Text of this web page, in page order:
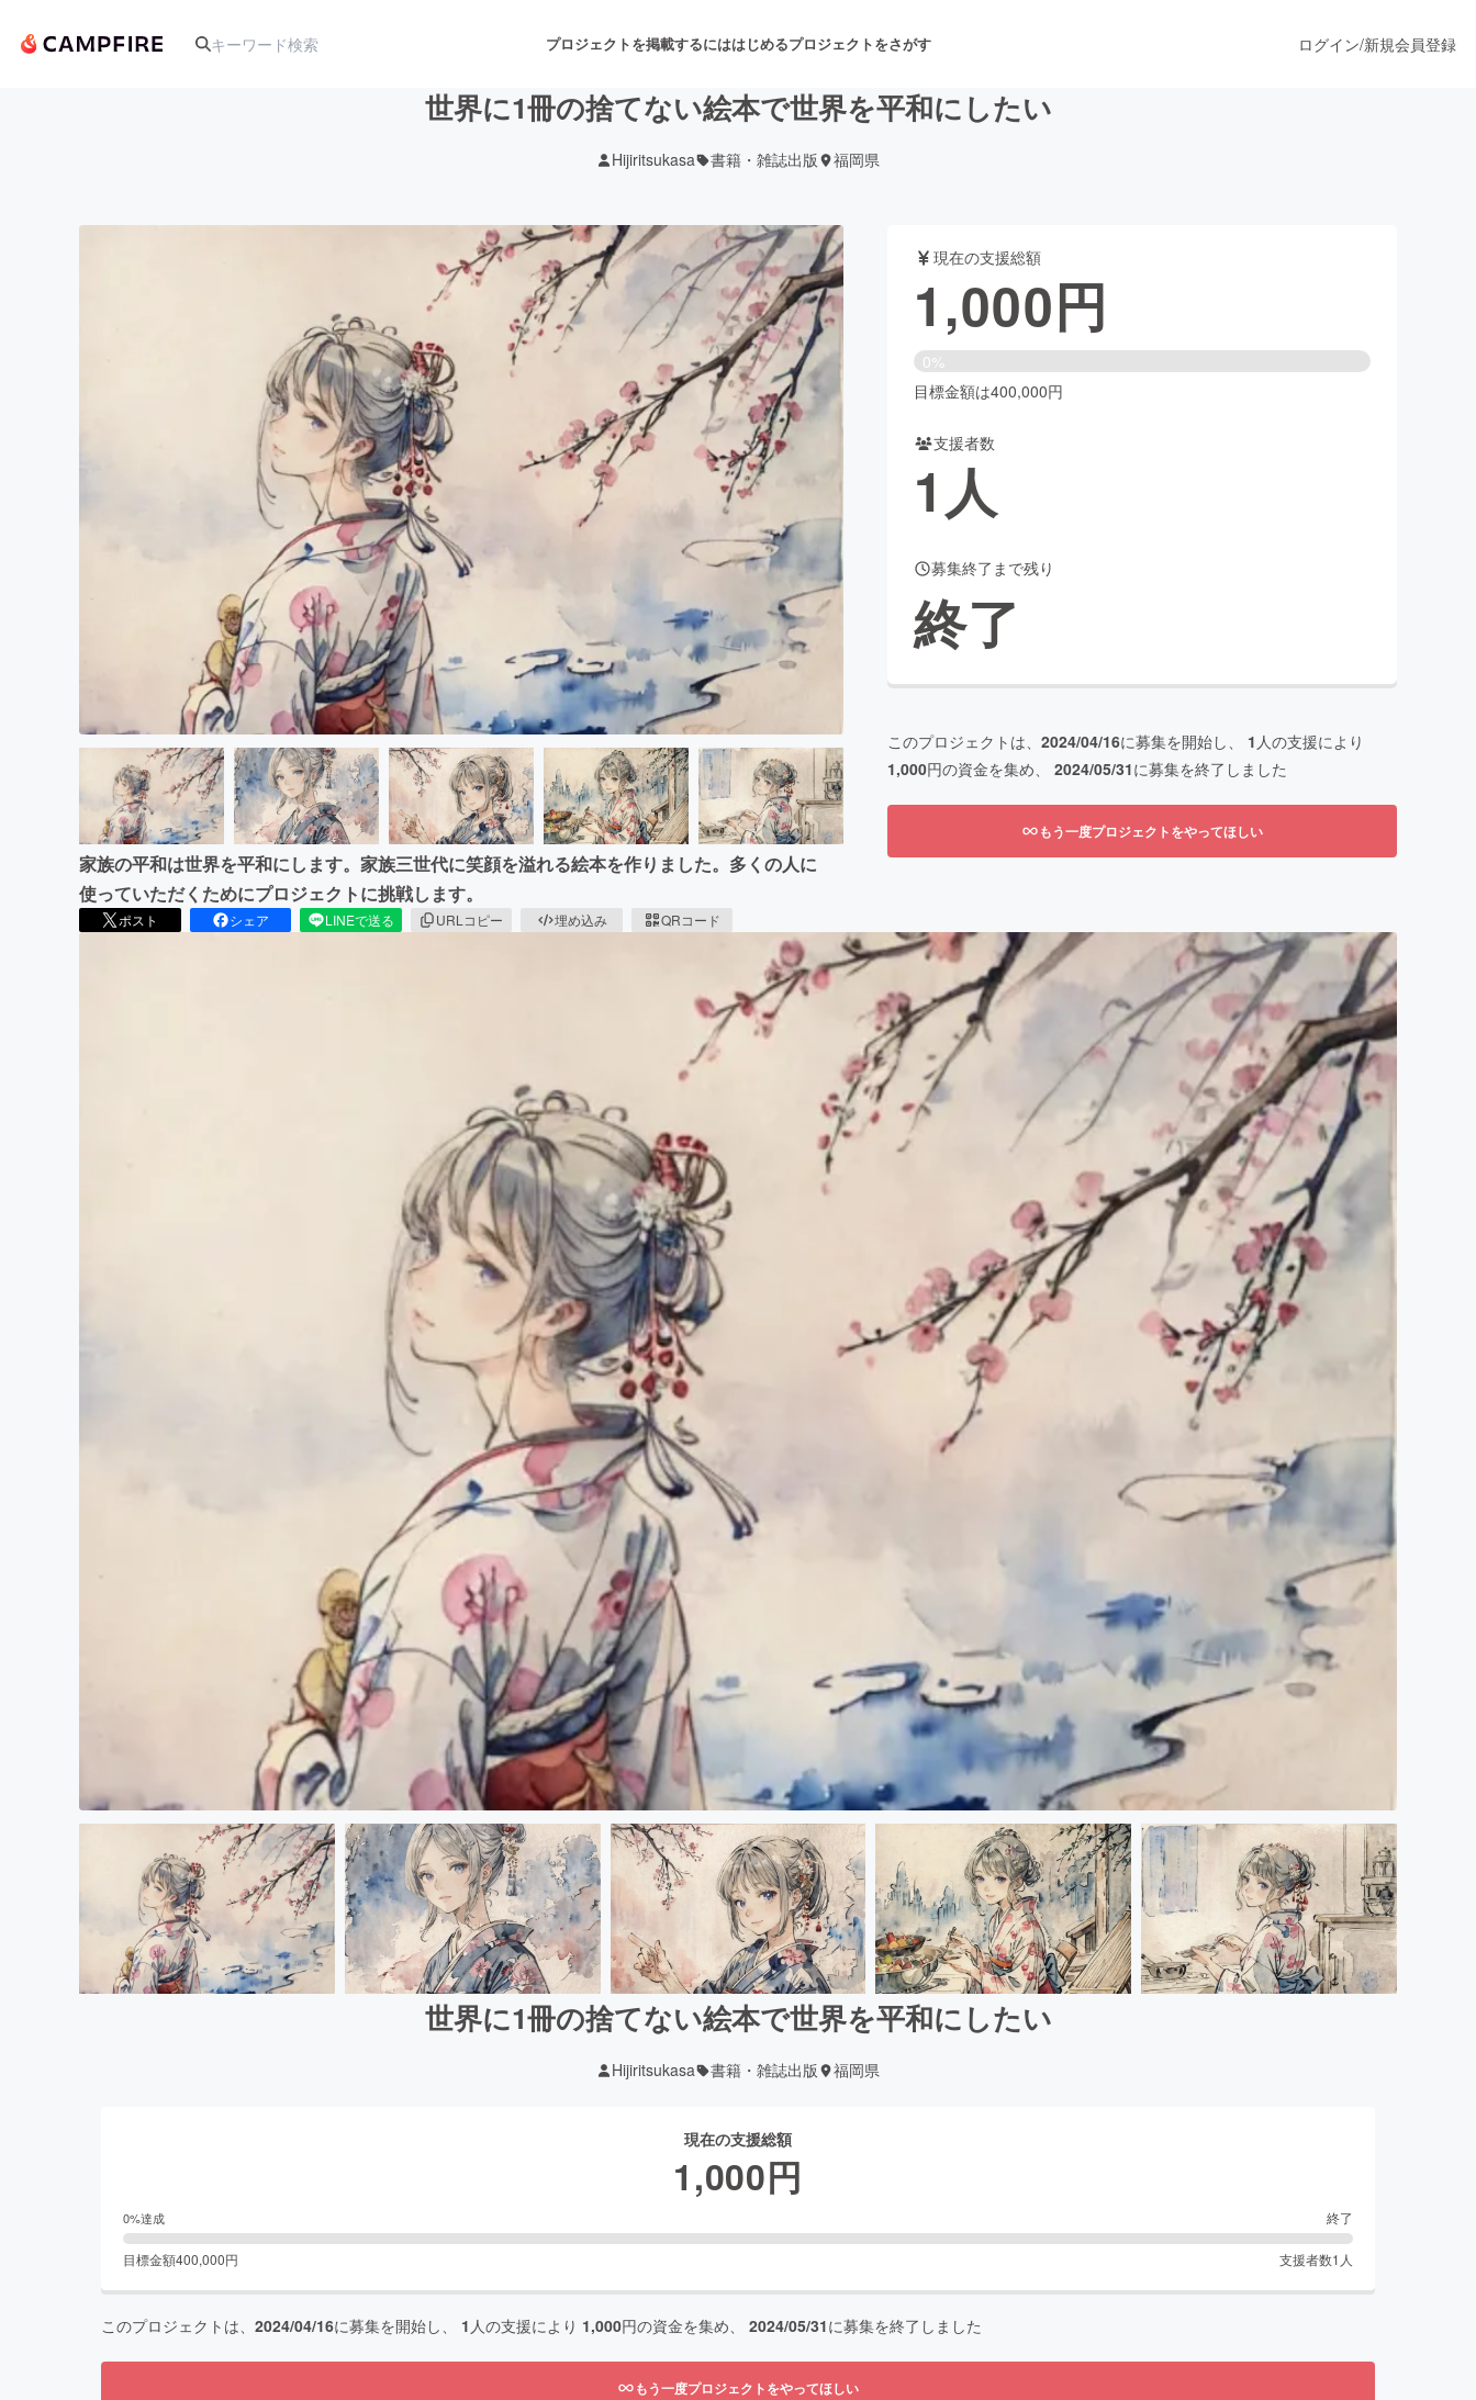
プロジェクトを掲載するにははじめるプロジェクトをさがす
音楽 舞台・パフォーマンス
テクノロジー・ガジェット ゲーム・サービス開発 フード・飲食店
映像・映画 書籍・雑誌出版 アニメ・漫画
ビジネス・起業 チャレンジ ビューティー・ヘルスケア
まちづくり・地域活性化
CAMPFIRE Creation
CAMPFIREふるさと納税
machi-ya コミュニティ
ログイン/新規会員登録
世界に1冊の捨てない絵本で世界を平和にしたい
Hijiritsukasa 書籍・雑誌出版 福岡県
家族の平和は世界を平和にします。家族三世代に笑顔を溢れる絵本を作りました。多くの人に
使っていただくためにプロジェクトに挑戦します。
ポスト シェア LINEで送る URLコピー 埋め込み QRコード
現在の支援総額
1,000円
0%
目標金額は400,000円
支援者数
1人
募集終了まで残り
終了
このプロジェクトは、 2024/04/16に募集を開始し、 1 人の支援により
1,000円の資金を集め、 2024/05/31に募集を終了しました
もう一度プロジェクトをやってほしい
世界に1冊の捨てない絵本で世界を平和にしたい
Hijiritsukasa 書籍・雑誌出版 福岡県
現在の支援総額
1,000円
0%達成 終了
目標金額400,000円 支援者数1 人
このプロジェクトは、 2024/04/16に募集を開始し、 1 人の支援により 1,000円の資金を集め、 2024/05/31に募集を終了しました
もう一度プロジェクトをやってほしい